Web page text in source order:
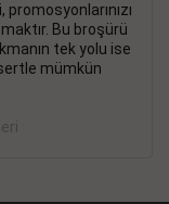
promosyonlarınızı
Bu broşürü
tek yolu ise
mümkün
Depo